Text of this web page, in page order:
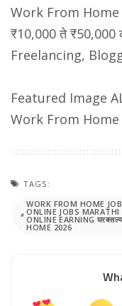
Work From Home
₹10,000 ते ₹50,000
Freelancing,
Featured Image
Work From
TAGS:
WORK FROM HOME
ONLINE JOBS MARATHI
ONLINE EARNING
HOME 2026